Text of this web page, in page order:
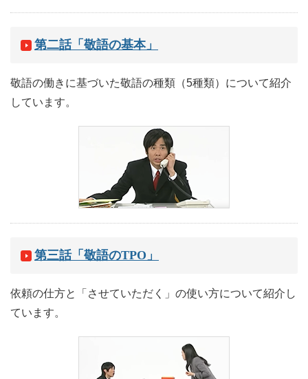
第二話「敬語の基本」
敬語の働きに基づいた敬語の種類（5種類）について紹介
しています。
第三話「敬語のTPO」
依頼の仕方と「させていただく」の使い方について紹介し
ています。